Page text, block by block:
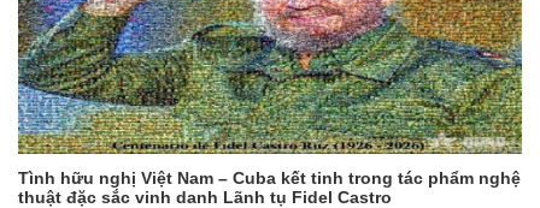
Tình hữu nghị Việt Nam – Cuba kết tinh trong tác phẩm nghệ
thuật đặc sắc vinh danh Lãnh tụ Fidel Castro